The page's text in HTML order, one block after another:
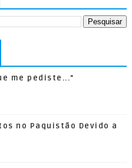
me pediste..."
no Paquistão Devido a